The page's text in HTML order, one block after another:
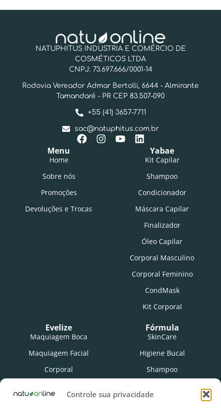
Controle sua privacidade
NATUPHITUS INDUSTRIA E COMÉRCIO DE
COSMÉTICOS LTDA
CNPJ: 73.697.666/0001-14
Rodovia Vereador Admar Bertolli, 6644 - Almirante
Tamandaré - PR CEP 83.507-090
+55 (41) 3657-7711
sac@natuphitus.com.br
Menu
Home
Sobre nós
Promoções
Devoluções e Trocas
Yabae
Kit Capilar
Shampoo
Condicionador
Máscara Capilar
Finalizador
Óleo Capilar
Corporal Masculino
Corporal Feminino
CondMask
Kit Corporal
Evelize
Maquiagem Boca
Maquiagem Facial
Corporal
Fórmula
SkinCare
Higiene Bucal
Shampoo